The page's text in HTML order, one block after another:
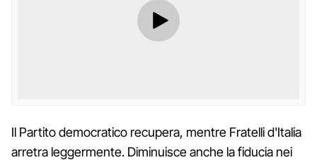
Il Partito democratico recupera, mentre Fratelli d'Italia
arretra leggermente. Diminuisce anche la fiducia nei